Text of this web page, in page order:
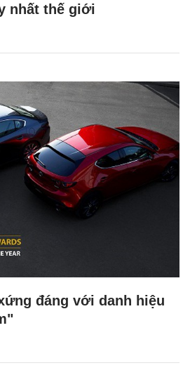
nhất thế giới
đáng với danh hiệu